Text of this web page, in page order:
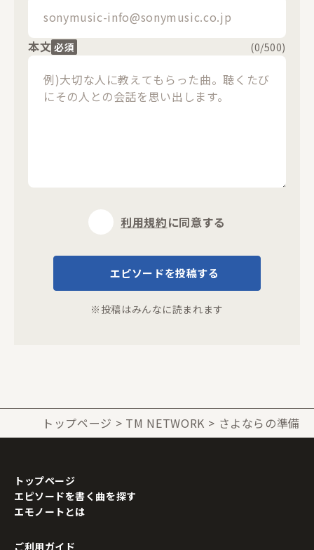
本文 必須 (0/500)
利用規約に同意する
エピソードを投稿する
※投稿はみんなに読まれます
トップページ TM NETWORK さよならの準備
トップページ
エピソードを書く曲を探す
エモノートとは
ご利用ガイド